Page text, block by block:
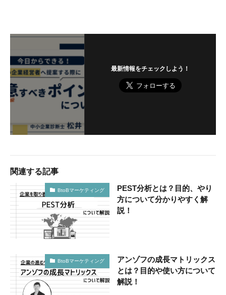
最新情報をチェックしよう！
関連する記事
BtoBマーケティング
PEST分析とは？目的、やり
方について分かりやすく解
説！
BtoBマーケティング
アンゾフの成長マトリックス
とは？目的や使い方について
解説！